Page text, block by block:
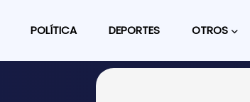
POLÍTICA DEPORTES OTROS